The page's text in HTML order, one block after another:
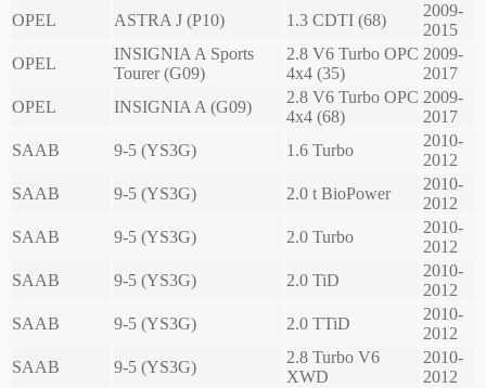
OPEL
ASTRA J (P10) 1.3 CDTI (68)
2009-
2015
OPEL
INSIGNIA A Sports
Tourer (G09)
2.8 V6 Turbo OPC
4x4 (35)
2009-
2017
OPEL
INSIGNIA A (G09)
2.8 V6 Turbo OPC
4x4 (68)
2009-
2017
SAAB
9-5 (YS3G) 1.6 Turbo
2010-
2012
SAAB
9-5 (YS3G) 2.0 t BioPower
2010-
2012
SAAB
9-5 (YS3G) 2.0 Turbo
2010-
2012
SAAB
9-5 (YS3G) 2.0 TiD
2010-
2012
SAAB
9-5 (YS3G) 2.0 TTiD
2010-
2012
SAAB
9-5 (YS3G)
2.8 Turbo V6
XWD
2010-
2012